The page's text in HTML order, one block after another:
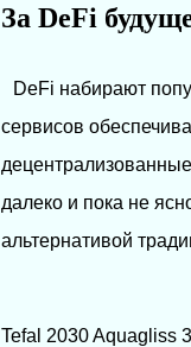
За DeFi
DeFi набирают
сервисов
далеко и пока не
альтернативой
Tefal 2030 Aquagliss